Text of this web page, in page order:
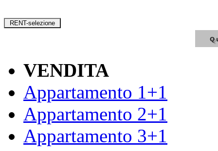
VENDITA
Appartamento 1+1
Appartamento 2+1
Appartamento 3+1